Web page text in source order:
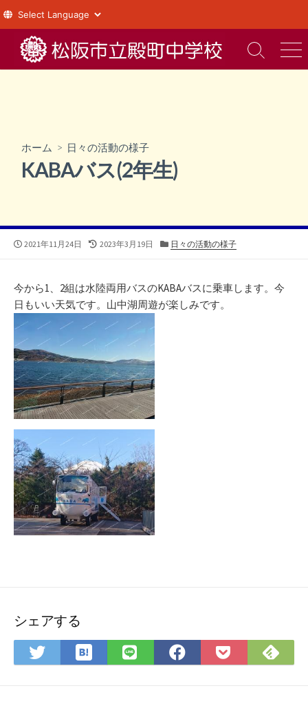
テ
検
索
メ
ニ
ホーム > 日々の活動の様子
KABAバス(2年生)
公
2021年11月24日
最
新
日
2023年3月19日
カ
リ
日々の活動の様子
今から1、2組は水陸両用バスのKABAバスに乗車します。今
日もいい天気です。山中湖周遊が楽しみです。
シェアする
Twitter
で
は
て
LINE
で
Facebook
で
Pocket
に
で